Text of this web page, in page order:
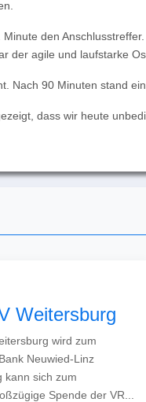
den
agile und laufstarke
90 Minuten stand
dass wir heute
Weitersburg
wird zum
Neuwied-Linz
kann sich zum
Spende der VR...